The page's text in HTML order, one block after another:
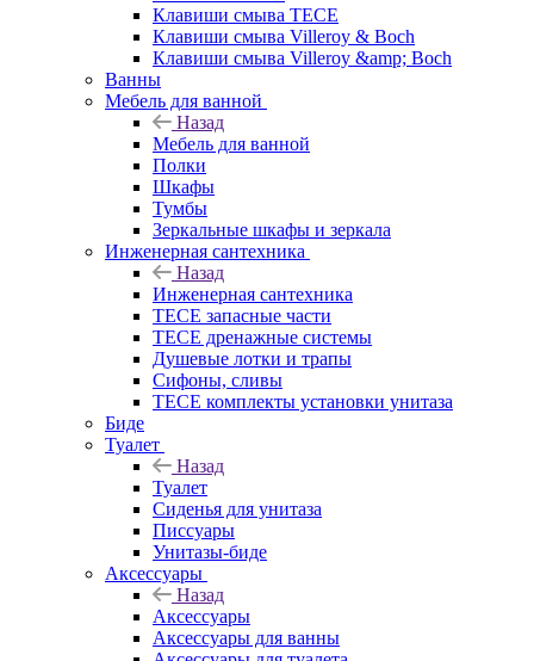
Клавиши смыва TECE
Клавиши смыва Villeroy & Boch
Клавиши смыва Villeroy &amp; Boch
Ванны
Мебель для ванной
Назад
Мебель для ванной
Полки
Шкафы
Тумбы
Зеркальные шкафы и зеркала
Инженерная сантехника
Назад
Инженерная сантехника
TECE запасные части
TECE дренажные системы
Душевые лотки и трапы
Сифоны, сливы
TECE комплекты установки унитаза
Биде
Туалет
Назад
Туалет
Сиденья для унитаза
Писсуары
Унитазы-биде
Аксессуары
Назад
Аксессуары
Аксессуары для ванны